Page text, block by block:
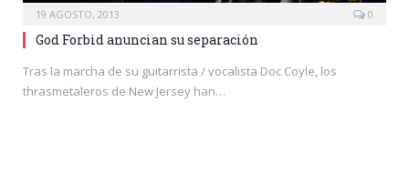
19 AGOSTO, 2013 0
God Forbid anuncian su separación
Tras la marcha de su guitarrista / vocalista Doc Coyle, los
thrasmetaleros de New Jersey han…